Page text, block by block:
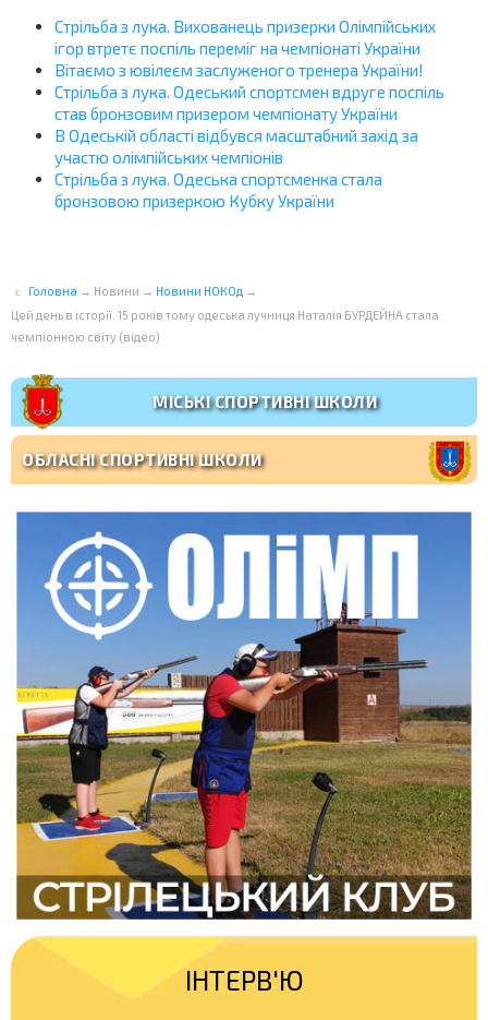
Стрільба з лука. Вихованець призерки Олімпійських
ігор втретє поспіль переміг на чемпіонаті України
Вітаємо з ювілеєм заслуженого тренера України!
Стрільба з лука. Одеський спортсмен вдруге поспіль
став бронзовим призером чемпіонату України
В Одеській області відбувся масштабний захід за
участю олімпійських чемпіонів
Стрільба з лука. Одеська спортсменка стала
бронзовою призеркою Кубку України
Головна → Новини → Новини НОКОд
→
Цей день в історії. 15 років тому одеська лучниця Наталія БУРДЕЙНА стала
чемпіонкою світу (відео)
МІСЬКІ СПОРТИВНІ ШКОЛИ
ОБЛАСНІ СПОРТИВНІ ШКОЛИ
ІНТЕРВ'Ю